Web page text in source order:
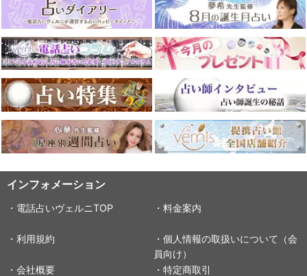
インフォメーション
・電話占いヴェルニTOP ・料金案内
・利用規約
・個人情報の取扱いについて（会
員向け）
・会社概要
・特定商取引